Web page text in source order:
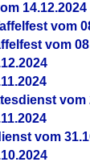
14.12.2024
vom
vom
vom
vom